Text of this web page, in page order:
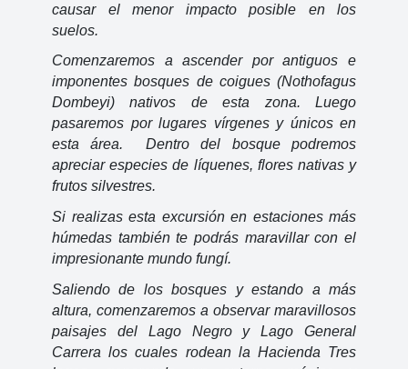
causar el menor impacto posible en los
suelos.
Comenzaremos a ascender por antiguos e
imponentes bosques de coigues (Nothofagus
Dombeyi) nativos de esta zona. Luego
pasaremos por lugares vírgenes y únicos en
esta área.  Dentro del bosque podremos
apreciar especies de líquenes, flores nativas y
frutos silvestres.
Si realizas esta excursión en estaciones más
húmedas también te podrás maravillar con el
impresionante mundo fungí.
Saliendo de los bosques y estando a más
altura, comenzaremos a observar maravillosos
paisajes del Lago Negro y Lago General
Carrera los cuales rodean la Hacienda Tres